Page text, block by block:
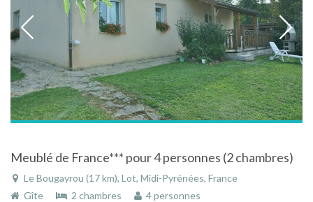
Meublé de France*** pour 4 personnes (2 chambres)
Le Bougayrou (17 km), Lot, Midi-Pyrénées, France
Gîte
2 chambres 4 personnes